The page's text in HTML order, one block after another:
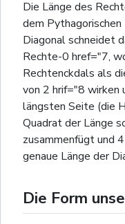
Die Länge des
dem
Diagonal schneidet
Rechte-0 href="7,
Rechtenckdals als
von 2 hrif="8 wirken
längsten Seite (die
Quadrat der Länge
zusammenfügt und
genaue Länge der
Die Form